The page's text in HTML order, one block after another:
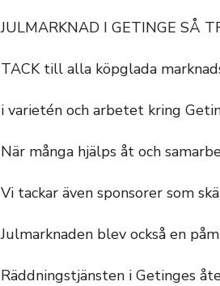
JULMARKNAD I GETINGE SÅ
TACK till alla köpglada
i varietén och arbetet kring
När många hjälps åt och
Vi tackar även sponsorer som
Julmarknaden blev också en
Räddningstjänsten i Getinges